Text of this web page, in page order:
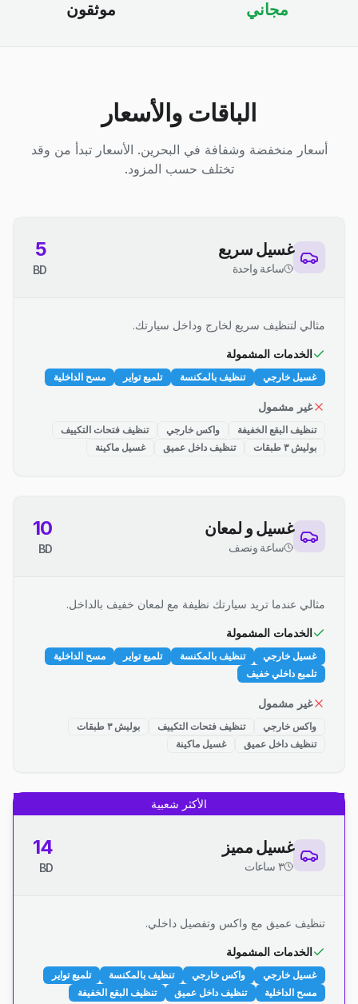
مجاني موثقون
الباقات والأسعار
أسعار منخفضة وشفافة في البحرين. الأسعار تبدأ من وقد
تختلف حسب المزود.
غسيل سريع
ساعة واحدة
5
BD
مثالي لتنظيف سريع لخارج وداخل سيارتك.
الخدمات المشمولة
غسيل خارجي تنظيف بالمكنسة تلميع تواير مسح الداخلية
غير مشمول
تنظيف البقع الخفيفة واكس خارجي
تنظيف فتحات التكييف
بوليش ٣ طبقات
تنظيف داخل عميق غسيل ماكينة
غسيل و لمعان
ساعة ونصف
10
BD
مثالي عندما تريد سيارتك نظيفة مع لمعان خفيف بالداخل.
الخدمات المشمولة
غسيل خارجي تنظيف بالمكنسة تلميع تواير
مسح الداخلية
تلميع داخلي خفيف
غير مشمول
واكس خارجي تنظيف فتحات التكييف
بوليش ٣ طبقات
تنظيف داخل عميق
غسيل ماكينة
الأكثر شعبية
غسيل مميز
٣ ساعات
14
BD
تنظيف عميق مع واكس وتفصيل داخلي.
الخدمات المشمولة
غسيل خارجي واكس خارجي تنظيف بالمكنسة
تلميع تواير
مسح الداخلية
تنظيف داخل عميق تنظيف البقع الخفيفة